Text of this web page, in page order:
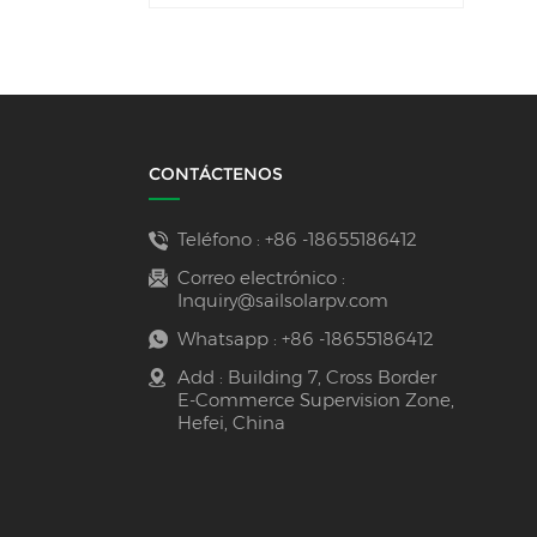
CONTÁCTENOS
Teléfono : +86 -18655186412
Correo electrónico :
Inquiry@sailsolarpv.com
Whatsapp : +86 -18655186412
Add : Building 7, Cross Border
E-Commerce Supervision Zone,
Hefei, China